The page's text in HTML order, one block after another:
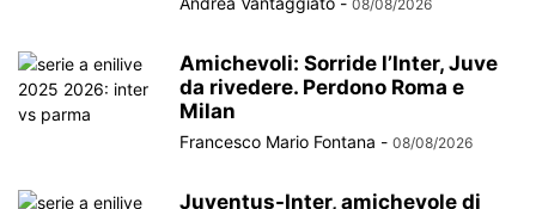
08/08/2026
Amichevoli: Sorride l’Inter, Juve
da rivedere. Perdono Roma e
Milan
Francesco Mario Fontana - 08/08/2026
Juventus-Inter, amichevole di